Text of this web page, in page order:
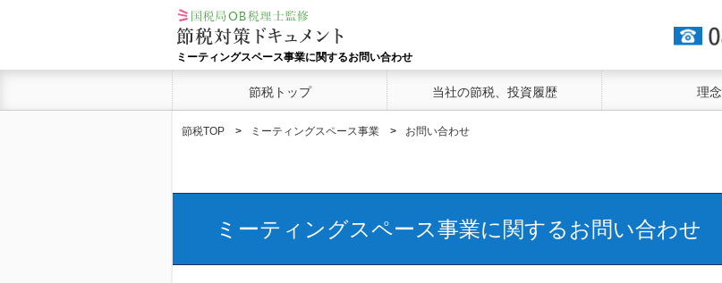
ミーティングスペース事業に関するお問い合わせ
節税トップ 当社の節税、投資履歴 理念
節税TOP ミーティングスペース事業 お問い合わせ
ミーティングスペース事業に関するお問い合わせ